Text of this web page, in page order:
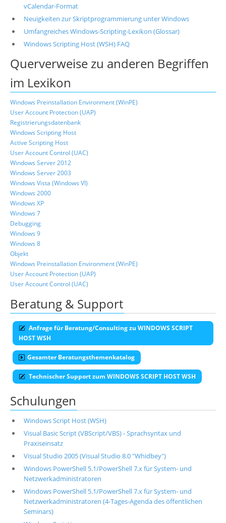
vCalendar-Format
Neuigkeiten zur Skriptprogrammierung unter Windows
Umfangreiches Windows-Scripting-Lexikon (Glossar)
Windows Scripting Host (WSH) FAQ
Querverweise zu anderen Begriffen
im Lexikon
Windows Preinstallation Environment (WinPE)
User Account Protection (UAP)
Registrierungsdatenbank
Windows Scripting Host
Active Scripting Host
User Account Control (UAC)
Windows Server 2012
Windows Server 2003
Windows Vista (Windows VI)
Windows 2000
Windows XP
Windows 7
Debugging
Windows 9
Windows 8
Objekt
Windows Preinstallation Environment (WinPE)
User Account Protection (UAP)
User Account Control (UAC)
Beratung & Support
Anfrage für Beratung/Consulting zu WINDOWS SCRIPT
HOST WSH
Gesamter Beratungsthemenkatalog
Technischer Support zum WINDOWS SCRIPT HOST WSH
Schulungen
Windows Script Host (WSH)
Visual Basic Script (VBScript/VBS) - Sprachsyntax und
Praxiseinsatz
Visual Studio 2005 (Visual Studio 8.0 "Whidbey")
Windows PowerShell 5.1/PowerShell 7.x für System- und
Netzwerkadministratoren
Windows PowerShell 5.1/PowerShell 7.x für System- und
Netzwerkadministratoren (4-Tages-Agenda des öffentlichen
Seminars)